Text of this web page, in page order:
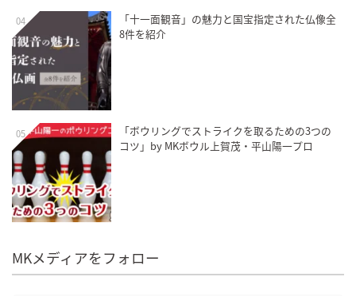
04
「十一面観音」の魅力と国宝指定された仏像全
8件を紹介
05
「ボウリングでストライクを取るための3つの
コツ」by MKボウル上賀茂・平山陽一プロ
MKメディアをフォロー